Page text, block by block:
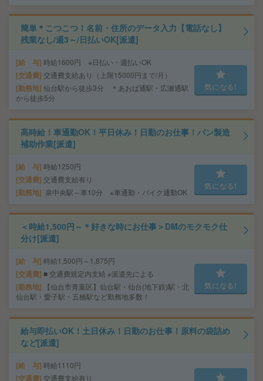
簡単＊こつこつ！名前・住所のデータ入力【電話なし】
残業なし/週3～/日払いOK[派遣]
給 与 時給1600円 ※日払い・週払いOK
交通費 交通費支給あり（上限15000円まで/月）
勤務地 仙台駅から徒歩3分 ＊あおば通駅・広瀬通駅
から徒歩5分
気になる!
高時給！車通勤OK！平日休み！日勤のお仕事！パン製造
補助作業[派遣]
給 与 時給1250円
交通費 交通費支給有り
勤務地 泉中央駅～車10分 ※車通勤・バイク通勤OK
気になる!
＜時給1,500円～＊好きな時にお仕事＞DMのモクモク仕
分け[派遣]
給 与 時給1,500円～1,875円
交通費 ■ 交通費規定内支給 ※派遣先による
勤務地
【仙台市青葉区】仙台駅・仙台(地下鉄)駅・北
仙台駅・愛子駅・五橋駅など勤務地多数！
気になる!
給与即払いOK！土日休み！日勤のお仕事！原料の袋詰め
など[派遣]
給 与 時給1110円
交通費 交通費支給有り